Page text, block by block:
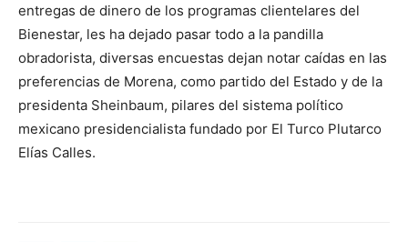
entregas de dinero de los programas clientelares del
Bienestar, les ha dejado pasar todo a la pandilla
obradorista, diversas encuestas dejan notar caídas en las
preferencias de Morena, como partido del Estado y de la
presidenta Sheinbaum, pilares del sistema político
mexicano presidencialista fundado por El Turco Plutarco
Elías Calles.